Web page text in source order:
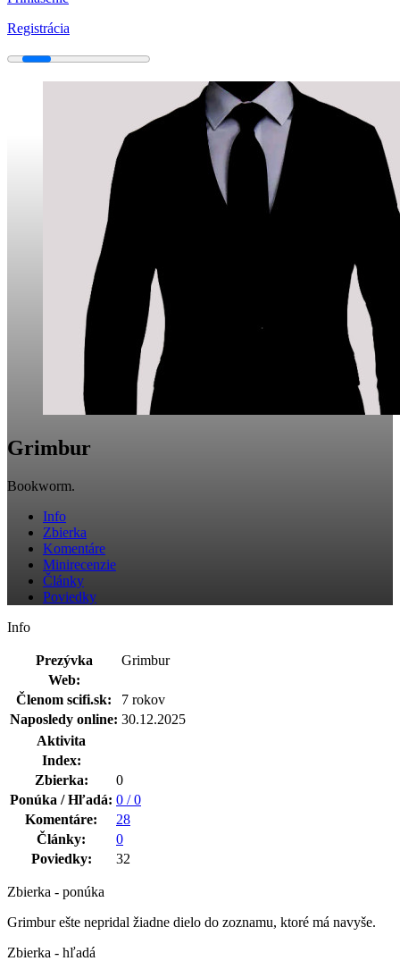
Registrácia
Grimbur
Bookworm.
Info
Zbierka
Komentáre
Minirecenzie
Články
Poviedky
Info
Prezývka
Grimbur
Web:
Členom scifi.sk:
7 rokov
Naposledy online: 30.12.2025
Aktivita
Index:
Zbierka:
0
Ponúka / Hľadá: 0 / 0
Komentáre:
28
Články:
0
Poviedky:
32
Zbierka - ponúka
Grimbur ešte nepridal žiadne dielo do zoznamu, ktoré má navyše.
Zbierka - hľadá